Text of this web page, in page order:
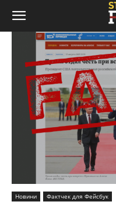
Новини Фактчек для Фейсбук